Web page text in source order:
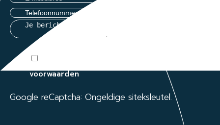
voorwaarden
Google reCaptcha: Ongeldige siteksleutel.